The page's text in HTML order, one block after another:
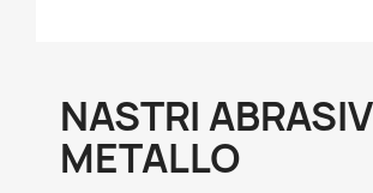
NASTRI
METALLO